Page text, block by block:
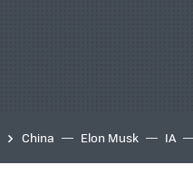
China Elon Musk IA